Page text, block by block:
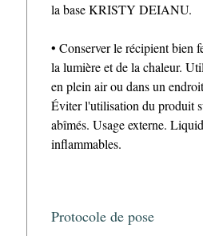
la base KRISTY DEIANU.
• Conserver le récipient bien
la lumière et de la chaleur.
en plein air ou dans un
Éviter l'utilisation du produit
abîmés. Usage externe.
inflammables.
Protocole de pose